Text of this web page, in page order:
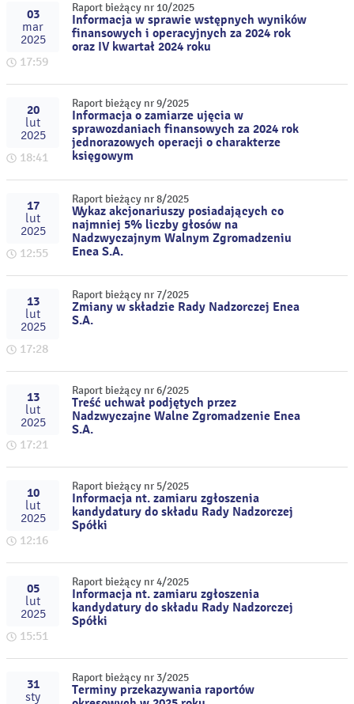
03
mar
2025
17:59
Raport bieżący nr 10/2025
Informacja w sprawie wstępnych wyników
finansowych i operacyjnych za 2024 rok
oraz IV kwartał 2024 roku
20
lut
2025
18:41
Raport bieżący nr 9/2025
Informacja o zamiarze ujęcia w
sprawozdaniach finansowych za 2024 rok
jednorazowych operacji o charakterze
księgowym
17
lut
2025
12:55
Raport bieżący nr 8/2025
Wykaz akcjonariuszy posiadających co
najmniej 5% liczby głosów na
Nadzwyczajnym Walnym Zgromadzeniu
Enea S.A.
13
lut
2025
17:28
Raport bieżący nr 7/2025
Zmiany w składzie Rady Nadzorczej Enea
S.A.
13
lut
2025
17:21
Raport bieżący nr 6/2025
Treść uchwał podjętych przez
Nadzwyczajne Walne Zgromadzenie Enea
S.A.
10
lut
2025
12:16
Raport bieżący nr 5/2025
Informacja nt. zamiaru zgłoszenia
kandydatury do składu Rady Nadzorczej
Spółki
05
lut
2025
15:51
Raport bieżący nr 4/2025
Informacja nt. zamiaru zgłoszenia
kandydatury do składu Rady Nadzorczej
Spółki
31
sty
Raport bieżący nr 3/2025
Terminy przekazywania raportów